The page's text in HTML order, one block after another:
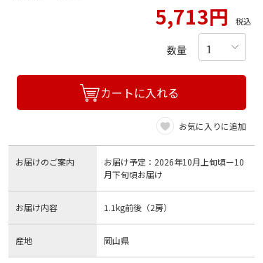
5,713円 税込
数量
カートに入れる
お気に入りに追加
お届けのご案内
お届け予定：2026年10月上旬頃ー10
月下旬頃お届け
お届け内容 1.1kg前後（2房）
産地 岡山県